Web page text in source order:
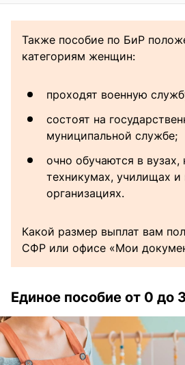
Также пособие по БиР
категориям женщин:
проходят военную
состоят на
муниципальной службе;
очно обучаются в вузах,
техникумах, училищах и
организациях.
Какой размер выплат вам
СФР или офисе «Мои
Единое пособие от 0 до